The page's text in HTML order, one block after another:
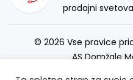
prodajni
© 2026 Vse pravice
AS Domžale